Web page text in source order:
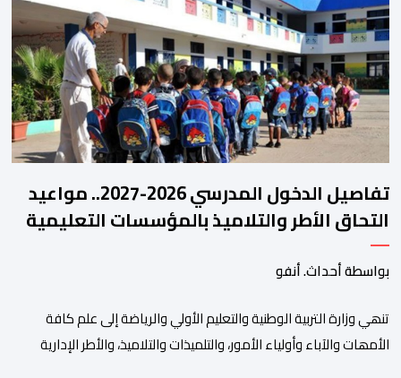
مفصل حول مشاركة المنتخبين الوطنيين لأقل من 18 سنة، إناثا وذكورا،
من طرف اللجنة التقنية التي واكبت كل […]
تفاصيل الدخول المدرسي 2026-2027.. مواعيد
التحاق الأطر والتلاميذ بالمؤسسات التعليمية
بواسطة أحداث. أنفو
تنھي وزارة التربیة الوطنیة والتعلیم الأولي والریاضة إلى علم كافة
الأمھات والآباء وأولیاء الأمور، والتلمیذات والتلامیذ، والأطر الإداریة